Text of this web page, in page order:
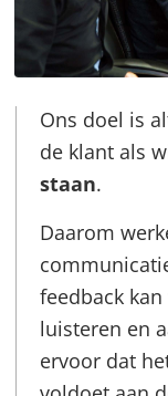
Ons doel is
de klant als
staan.
Daarom
feedback
luisteren en
ervoor dat